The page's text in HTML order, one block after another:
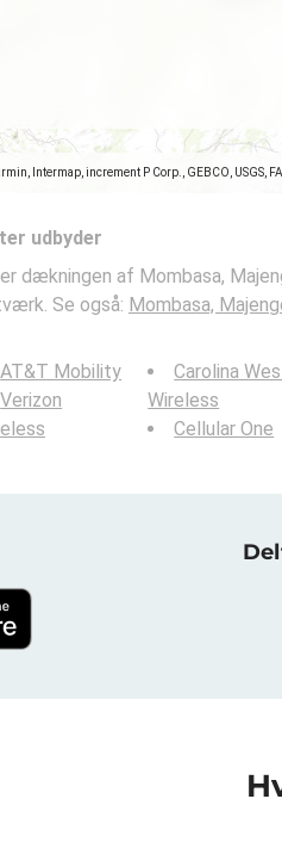
Intermap, increment P Corp., GEBCO, USGS,
udbyder
dækningen af Mombasa,
Se også: Mombasa,
AT&T Mobility
Verizon
Carolina
Wireless
Cellular One